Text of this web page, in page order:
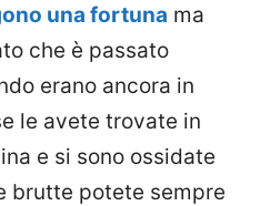
una fortuna ma
che è passato
erano ancora in
le avete trovate in
e si sono ossidate
brutte potete sempre